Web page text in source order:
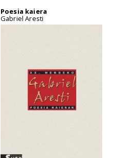
Poesia kaiera
Gabriel Aresti